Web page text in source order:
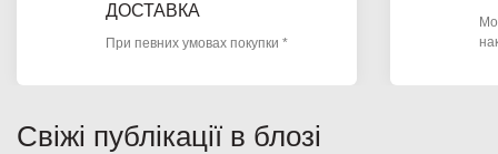
ДОСТАВКА
При певних умовах покупки *
Свіжі публікації в блозі